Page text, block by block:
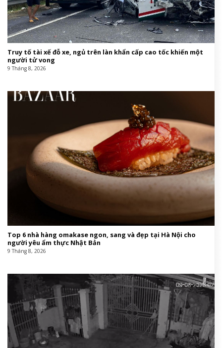
Truy tố tài xế đỗ xe, ngủ trên làn khẩn cấp cao tốc khiến một
người tử vong
9 Tháng 8, 2026
Top 6 nhà hàng omakase ngon, sang và đẹp tại Hà Nội cho
người yêu ẩm thực Nhật Bản
9 Tháng 8, 2026